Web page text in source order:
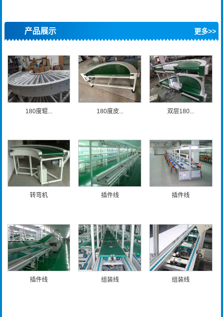
产品展示 更多>>
180度辊... 180度皮... 双层180...
转弯机 插件线 插件线
插件线 组装线 组装线